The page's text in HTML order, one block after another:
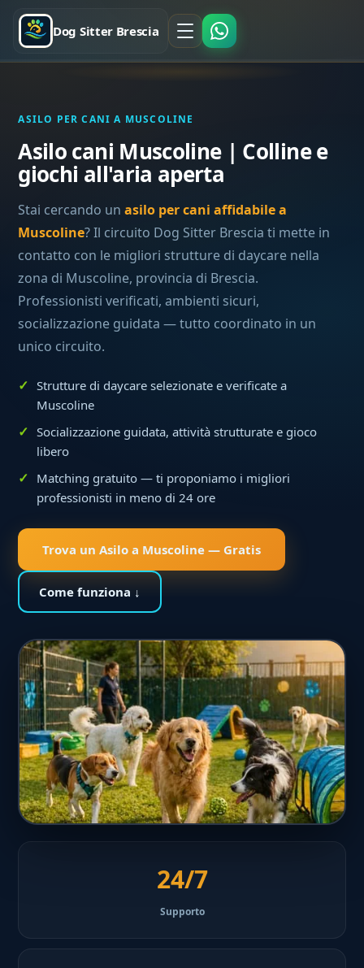
Dog Sitter Brescia
ASILO PER CANI A MUSCOLINE
Asilo cani Muscoline | Colline e
giochi all'aria aperta
Stai cercando unasilo per cani affidabile a
Muscoline? Il circuito Dog Sitter Brescia ti mette in
contatto con le migliori strutture di daycare nella
zona di Muscoline, provincia di Brescia.
Professionisti verificati, ambienti sicuri,
socializzazione guidata — tutto coordinato in un
unico circuito.
Strutture di daycare selezionate e verificate a
Muscoline
Socializzazione guidata, attività strutturate e gioco
libero
Matching gratuito — ti proponiamo i migliori
professionisti in meno di 24 ore
Trova un Asilo a Muscoline — Gratis
Come funziona ↓
24/7
Supporto